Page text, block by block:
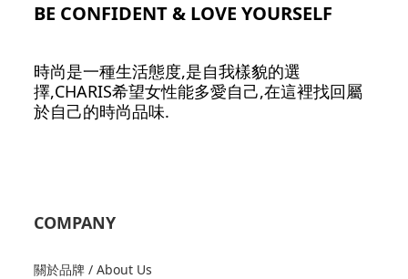
BE CONFIDENT & LOVE YOURSELF
時尚是一種生活態度,是自我樣貌的選
擇,CHARIS希望女性能多愛自己,在這裡找回屬
於自己的時尚品味.
COMPANY
關於品牌 / About Us